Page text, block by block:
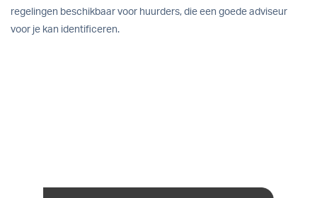
regelingen beschikbaar voor huurders, die een goede adviseur
voor je kan identificeren.